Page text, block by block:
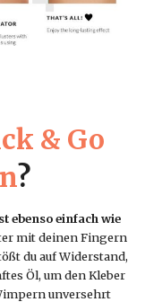
& Go
?
ebenso einfach wie
mit deinen Fingern
du auf Widerstand,
Öl, um den Kleber
unversehrt